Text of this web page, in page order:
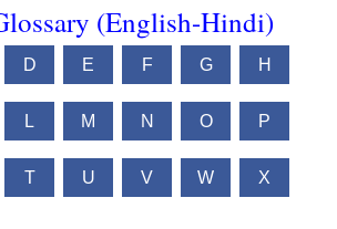
(English-Hindi)
D E F G H
L M N O P
T U V W X